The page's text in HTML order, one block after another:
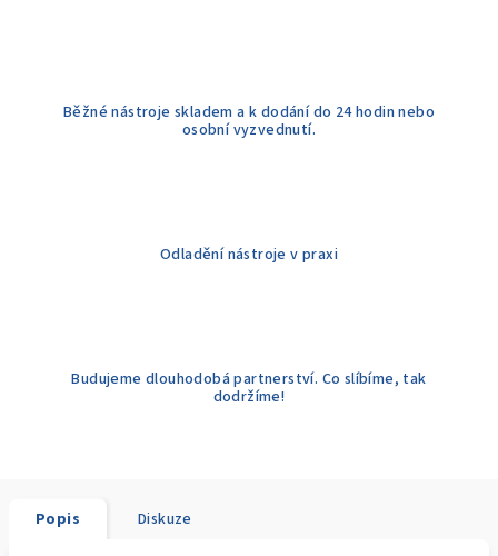
Běžné nástroje skladem a k dodání do 24 hodin nebo
osobní vyzvednutí.
Odladění nástroje v praxi
Budujeme dlouhodobá partnerství. Co slíbíme, tak
dodržíme!
Popis Diskuze